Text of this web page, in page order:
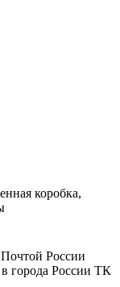
коробка,
России
города России ТК